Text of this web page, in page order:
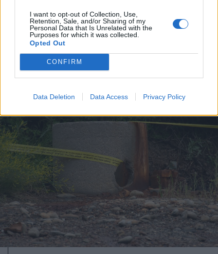
I want to opt-out of Collection, Use,
Retention, Sale, and/or Sharing of my
Personal Data that Is Unrelated with the
Purposes for which it was collected.
Opted Out
CONFIRM
Data Deletion Data Access Privacy Policy
2026. augusztus 07., péntek
Új aszfalton közlekedhetünk az
ocfalvi eltérőnél is